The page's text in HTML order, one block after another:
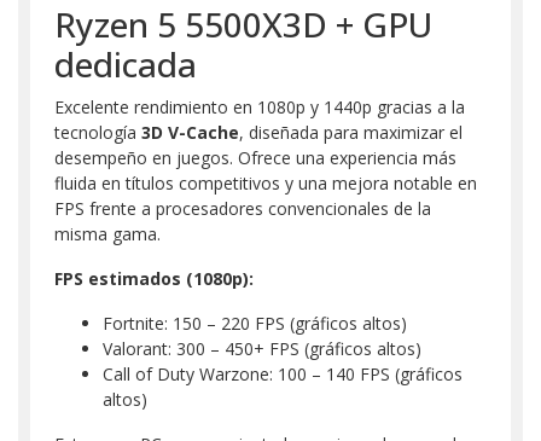
Ryzen 5 5500X3D + GPU
dedicada
Excelente rendimiento en 1080p y 1440p gracias a la
tecnología 3D V-Cache, diseñada para maximizar el
desempeño en juegos. Ofrece una experiencia más
fluida en títulos competitivos y una mejora notable en
FPS frente a procesadores convencionales de la
misma gama.
FPS estimados (1080p):
Fortnite: 150 – 220 FPS (gráficos altos)
Valorant: 300 – 450+ FPS (gráficos altos)
Call of Duty Warzone: 100 – 140 FPS (gráficos
altos)